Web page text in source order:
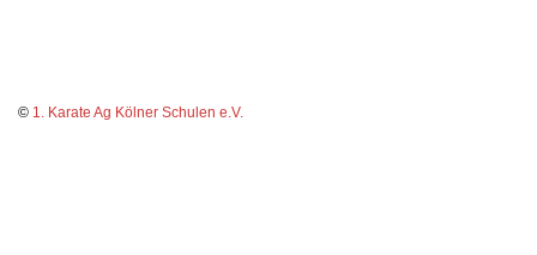
© 1. Karate Ag Kölner Schulen e.V.